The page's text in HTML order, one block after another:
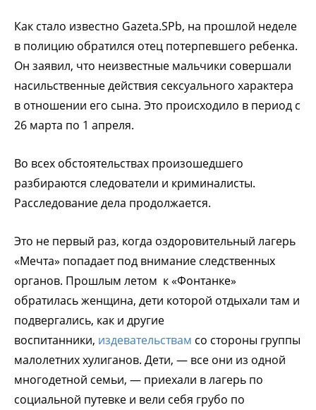
Как стало известно Gazeta.SPb, на прошлой неделе
в полицию обратился отец потерпевшего ребенка.
Он заявил, что неизвестные мальчики совершали
насильственные действия сексуального характера
в отношении его сына. Это происходило в период с
26 марта по 1 апреля.
Во всех обстоятельствах произошедшего
разбираются следователи и криминалисты.
Расследование дела продолжается.
Это не первый раз, когда оздоровительный лагерь
«Мечта» попадает под внимание следственных
органов. Прошлым летом к «Фонтанке»
обратилась женщина, дети которой отдыхали там и
подвергались, как и другие
воспитанники, издевательствам со стороны группы
малолетних хулиганов. Дети, — все они из одной
многодетной семьи, — приехали в лагерь по
социальной путевке и вели себя грубо по